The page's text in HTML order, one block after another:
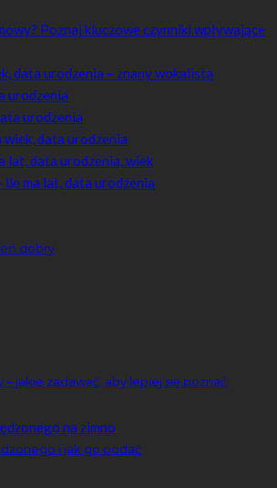
Poznaj kluczowe czynniki wpływające
data urodzenia – znany wokalista
urodzenia
urodzenia
data urodzenia
lat, data urodzenia, wiek
ma lat, data urodzenia
dobry
– jakie zadawać, aby lepiej się poznać
i jak go podać